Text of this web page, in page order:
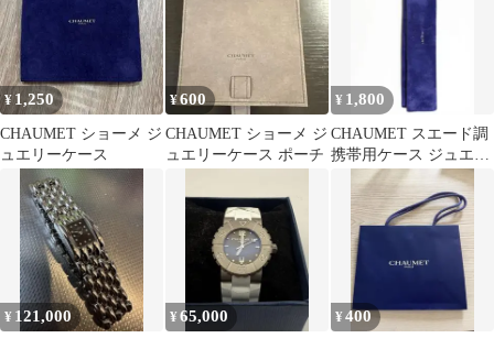
¥ 1,250
CHAUMET ショーメ ジ
ュエリーケース
¥600
CHAUMET ショーメ ジ
ュエリーケース ポーチ
¥ 1,800
CHAUMET スエード調
携帯用ケース ジュエリ
ーケース
¥ 121,000 ¥65,000 ¥400